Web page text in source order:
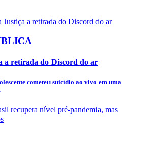
a retirada do Discord do ar
cometeu suicídio ao vivo em uma